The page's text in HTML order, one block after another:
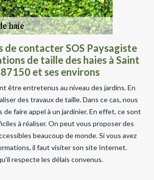
de contacter SOS Paysagiste
de taille des haies à Saint
et ses environs
être entretenus au niveau des jardins. En
des travaux de taille. Dans ce cas, nous
de faire appel à un jardinier. En effet, ce sont
à réaliser. On peut vous proposer des
beaucoup de monde. Si vous avez
il faut visiter son site Internet.
respecte les délais convenus.